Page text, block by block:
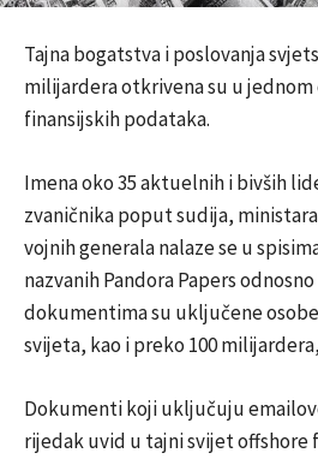
Tajna bogatstva i poslovanja
milijardera otkrivena su u
finansijskih podataka.
Imena oko 35 aktuelnih i bivših
zvaničnika poput sudija,
vojnih generala nalaze se u
nazvanih Pandora Papers
dokumentima su uključene
svijeta, kao i preko 100
Dokumenti koji uključuju
rijedak uvid u tajni svijet offshore